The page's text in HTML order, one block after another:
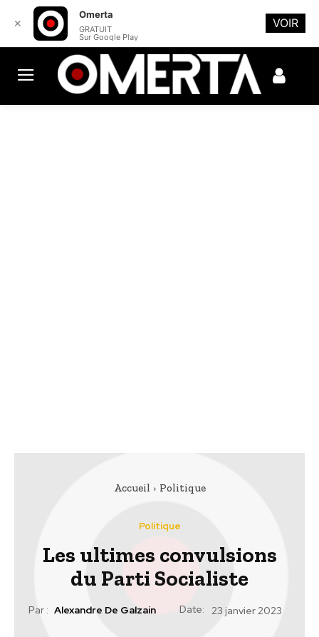
Accueil Politique
Politique
Les ultimes convulsions
du Parti Socialiste
Par : Alexandre De Galzain Date: 23 janvier 2023
✕
Omerta
GRATUIT
Sur Google Play
VOIR